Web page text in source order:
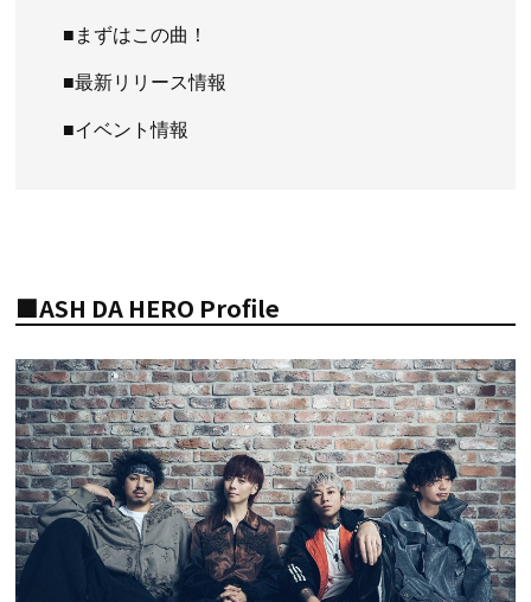
■まずはこの曲！
■最新リリース情報
■イベント情報
■ASH DA HERO Profile